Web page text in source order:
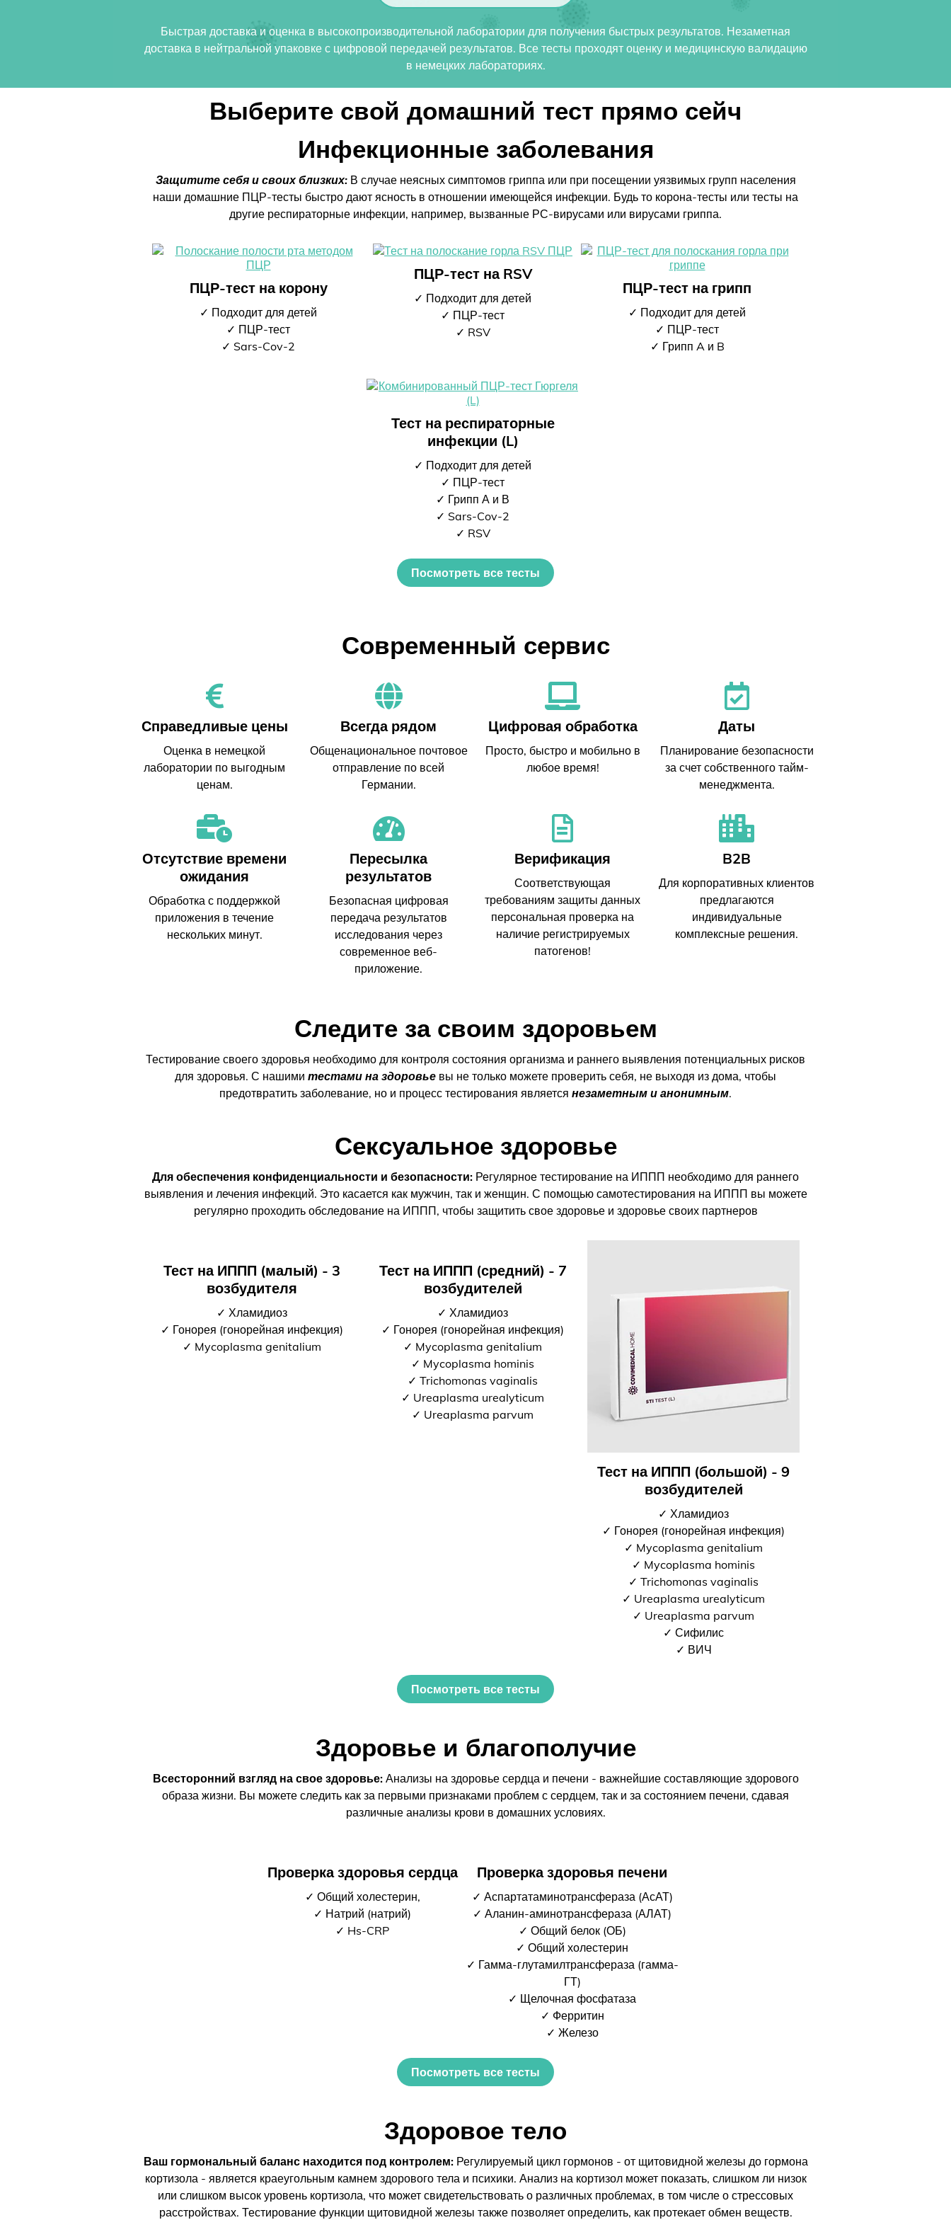
Быстрая доставка и оценка в высокопроизводительной лаборатории для получения быстрых результатов. Незаметная
доставка в нейтральной упаковке с цифровой передачей результатов. Все тесты проходят оценку и медицинскую валидацию
в немецких лабораториях.
Выберите свой домашний тест прямо сейч
Инфекционные заболевания
Защитите себя и своих близких:В случае неясных симптомов гриппа или при посещении уязвимых групп населения
наши домашние ПЦР-тесты быстро дают ясность в отношении имеющейся инфекции. Будь то корона-тесты или тесты на
другие респираторные инфекции, например, вызванные РС-вирусами или вирусами гриппа.
ПЦР-тест на корону
✓ Подходит для детей
✓ ПЦР-тест
✓ Sars-Cov-2
ПЦР-тест на RSV
✓ Подходит для детей
✓ ПЦР-тест
✓ RSV
ПЦР-тест на грипп
✓ Подходит для детей
✓ ПЦР-тест
✓ Грипп A и B
Тест на респираторные
инфекции (L)
✓ Подходит для детей
✓ ПЦР-тест
✓ Грипп А и В
✓ Sars-Cov-2
✓ RSV
Посмотреть все тесты
Современный сервис
Справедливые цены
Оценка в немецкой
лаборатории по выгодным
ценам.
Всегда рядом
Общенациональное почтовое
отправление по всей
Германии.
Цифровая обработка
Просто, быстро и мобильно в
любое время!
Даты
Планирование безопасности
за счет собственного тайм-
менеджмента.
Отсутствие времени
ожидания
Обработка с поддержкой
приложения в течение
нескольких минут.
Пересылка
результатов
Безопасная цифровая
передача результатов
исследования через
современное веб-
приложение.
Верификация
Соответствующая
требованиям защиты данных
персональная проверка на
наличие регистрируемых
патогенов!
B2B
Для корпоративных клиентов
предлагаются
индивидуальные
комплексные решения.
Следите за своим здоровьем
Тестирование своего здоровья необходимо для контроля состояния организма и раннего выявления потенциальных рисков
для здоровья. С нашими тестами на здоровье вы не только можете проверить себя, не выходя из дома, чтобы
предотвратить заболевание, но и процесс тестирования является незаметным и анонимным.
Сексуальное здоровье
Для обеспечения конфиденциальности и безопасности: Регулярное тестирование на ИППП необходимо для раннего
выявления и лечения инфекций. Это касается как мужчин, так и женщин. С помощью самотестирования на ИППП вы можете
регулярно проходить обследование на ИППП, чтобы защитить свое здоровье и здоровье своих партнеров
Тест на ИППП (малый) - 3
возбудителя
✓ Хламидиоз
✓ Гонорея (гонорейная инфекция)
✓ Mycoplasma genitalium
Тест на ИППП (средний) - 7
возбудителей
✓ Хламидиоз
✓ Гонорея (гонорейная инфекция)
✓ Mycoplasma genitalium
✓ Mycoplasma hominis
✓ Trichomonas vaginalis
✓ Ureaplasma urealyticum
✓ Ureaplasma parvum
Тест на ИППП (большой) - 9
возбудителей
✓ Хламидиоз
✓ Гонорея (гонорейная инфекция)
✓ Mycoplasma genitalium
✓ Mycoplasma hominis
✓ Trichomonas vaginalis
✓ Ureaplasma urealyticum
✓ Ureaplasma parvum
✓ Сифилис
✓ ВИЧ
Посмотреть все тесты
Здоровье и благополучие
Всесторонний взгляд на свое здоровье:Анализы на здоровье сердца и печени - важнейшие составляющие здорового
образа жизни. Вы можете следить как за первыми признаками проблем с сердцем, так и за состоянием печени, сдавая
различные анализы крови в домашних условиях.
Проверка здоровья сердца
✓ Общий холестерин,
✓ Натрий (натрий)
✓ Hs-CRP
Проверка здоровья печени
✓ Аспартатаминотрансфераза (АсАТ)
✓ Аланин-аминотрансфераза (АЛАТ)
✓ Общий белок (ОБ)
✓ Общий холестерин
✓ Гамма-глутамилтрансфераза (гамма-
ГТ)
✓ Щелочная фосфатаза
✓ Ферритин
✓ Железо
Посмотреть все тесты
Здоровое тело
Ваш гормональный баланс находится под контролем:Регулируемый цикл гормонов - от щитовидной железы до гормона
кортизола - является краеугольным камнем здорового тела и психики. Анализ на кортизол может показать, слишком ли низок
или слишком высок уровень кортизола, что может свидетельствовать о различных проблемах, в том числе о стрессовых
расстройствах. Тестирование функции щитовидной железы также позволяет определить, как протекает обмен веществ.